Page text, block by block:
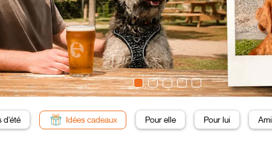
d'été Idées cadeaux Pour elle Pour lui